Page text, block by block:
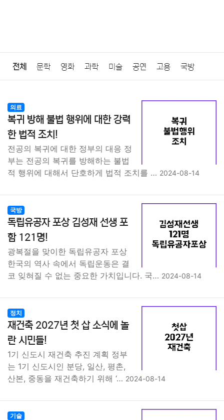
전체 문학 영화 과학 미술 공연 고용 국방
질병 가요 방송 일상 주식 블록체인
결혼 육아 반려동물 패션 미용
요리 상품리뷰 원예 금융 게임 스포츠 사진
대출 IT 컴퓨터 기술
종교 사회 경제 마케팅
부동산 외국어 교육 교통 생활
의료
복귀 방해 불법 행위에 대한 강력
한 법적 조치!
전공의 복귀에 대한 정부의 대응 정
부는 전공의 복귀를 방해하는 불법
적 행위에 대해서 단호하게 법적 조치를 … 2024-08-14
국방
독립유공자 포상 김성재 선생 포
함 121명!
광복절을 맞이한 독립유공자 포상
한국의 역사 속에서 독립운동은 결
코 잊혀질 수 없는 중요한 가치입니다. 국… 2024-08-14
정치
재건축 2027년 첫 삽 소식에 놀
란 시민들!
1기 신도시 재건축 추진 계획 정부
는 1기 신도시인 분당, 일산, 평촌,
산본, 중동을 재건축하기 위해 ‘… 2024-08-14
기술